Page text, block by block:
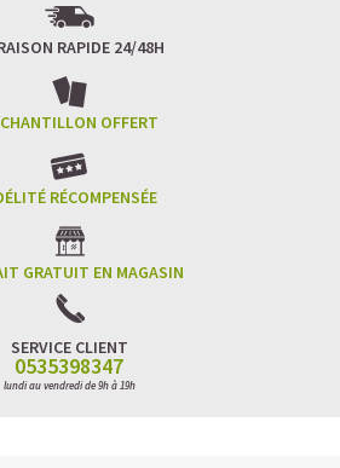
RAPIDE 24/48H
OFFERT
RÉCOMPENSÉE
GRATUIT EN MAGASIN
SERVICE CLIENT
0535398347
lundi au vendredi de 9h à 19h